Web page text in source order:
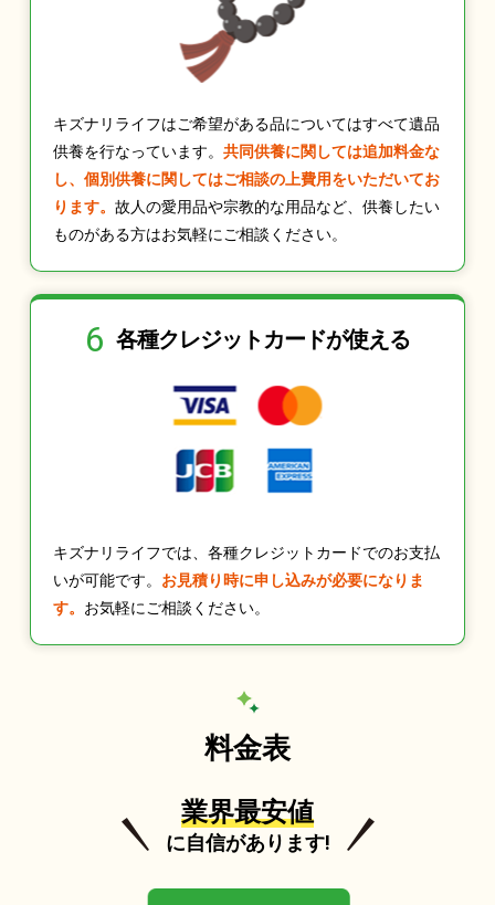
キズナリライフはご希望がある品についてはすべて遺品
供養を行なっています。 共同供養に関しては追加料金な
し、個別供養に関してはご相談の上費用をいただいてお
ります。 故人の愛用品や宗教的な用品など、供養したい
ものがある方はお気軽にご相談ください。
6 各種クレジットカードが使える
キズナリライフでは、各種クレジットカードでのお支払
いが可能です。 お見積り時に申し込みが必要になりま
す。 お気軽にご相談ください。
料金表
業界最安値
に自信があります!